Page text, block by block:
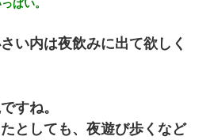
中に長女から信じられない言葉を受
ぱい。
い内は夜飲みに出て欲しく
すね。
としても、夜遊び歩くなど